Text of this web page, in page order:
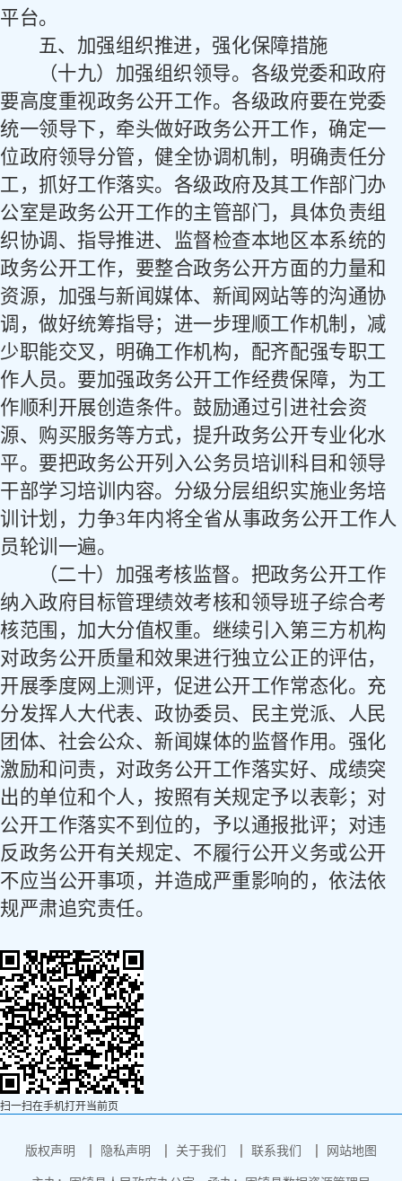
平台。
五、加强组织推进，强化保障措施
（十九）加强组织领导。 各级党委和政府
要高度重视政务公开工作。各级政府要在党委
统一领导下，牵头做好政务公开工作，确定一
位政府领导分管，健全协调机制，明确责任分
工，抓好工作落实。各级政府及其工作部门办
公室是政务公开工作的主管部门，具体负责组
织协调、指导推进、监督检查本地区本系统的
政务公开工作，要整合政务公开方面的力量和
资源，加强与新闻媒体、新闻网站等的沟通协
调，做好统筹指导；进一步理顺工作机制，减
少职能交叉，明确工作机构，配齐配强专职工
作人员。要加强政务公开工作经费保障，为工
作顺利开展创造条件。鼓励通过引进社会资
源、购买服务等方式，提升政务公开专业化水
平。要把政务公开列入公务员培训科目和领导
干部学习培训内容。分级分层组织实施业务培
训计划，力争3年内将全省从事政务公开工作人
员轮训一遍。
（二十）加强考核监督。 把政务公开工作
纳入政府目标管理绩效考核和领导班子综合考
核范围，加大分值权重。继续引入第三方机构
对政务公开质量和效果进行独立公正的评估，
开展季度网上测评，促进公开工作常态化。充
分发挥人大代表、政协委员、民主党派、人民
团体、社会公众、新闻媒体的监督作用。强化
激励和问责，对政务公开工作落实好、成绩突
出的单位和个人，按照有关规定予以表彰；对
公开工作落实不到位的，予以通报批评；对违
反政务公开有关规定、不履行公开义务或公开
不应当公开事项，并造成严重影响的，依法依
规严肃追究责任。
扫一扫在手机打开当前页
版权声明 隐私声明 关于我们 联系我们 网站地图